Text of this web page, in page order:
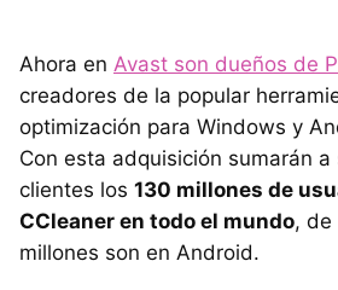
Ahora en Avast son dueños de
creadores de la popular
optimización para Windows y
Con esta adquisición sumarán
clientes los 130 millones de
CCleaner en todo el mundo, de
millones son en Android.